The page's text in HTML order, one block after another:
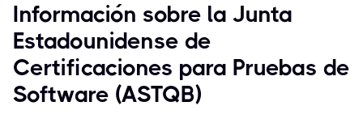
Información sobre la Junta
Estadounidense de
Certificaciones para Pruebas de
Software (ASTQB)